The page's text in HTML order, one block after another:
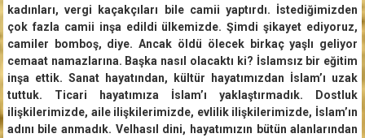
kadınları, vergi kaçakçıları bile camii yaptırdı. İstediğimizden
çok fazla camii inşa edildi ülkemizde. Şimdi şikayet ediyoruz,
camiler bomboş, diye. Ancak öldü ölecek birkaç yaşlı geliyor
cemaat namazlarına. Başka nasıl olacaktı ki? İslamsız bir eğitim
inşa ettik. Sanat hayatından, kültür hayatımızdan İslam’ı uzak
tuttuk. Ticari hayatımıza İslam’ı yaklaştırmadık. Dostluk
ilişkilerimizde, aile ilişkilerimizde, evlilik ilişkilerimizde, İslam’ın
adını bile anmadık. Velhasıl dini, hayatımızın bütün alanlarından